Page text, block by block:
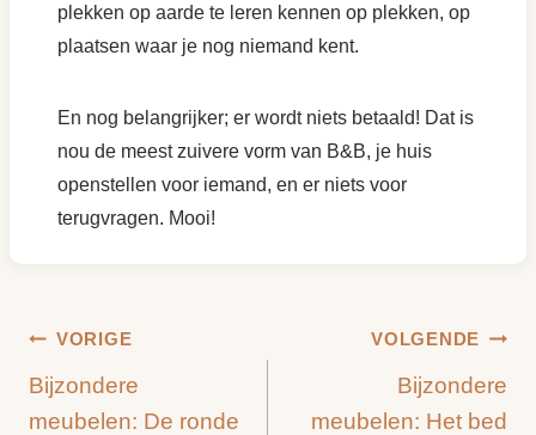
plekken op aarde te leren kennen op plekken, op
plaatsen waar je nog niemand kent.
En nog belangrijker; er wordt niets betaald! Dat is
nou de meest zuivere vorm van B&B, je huis
openstellen voor iemand, en er niets voor
terugvragen. Mooi!
Bericht
navigatie
VORIGE
Bijzondere
meubelen: De ronde
VOLGENDE
Bijzondere
meubelen: Het bed